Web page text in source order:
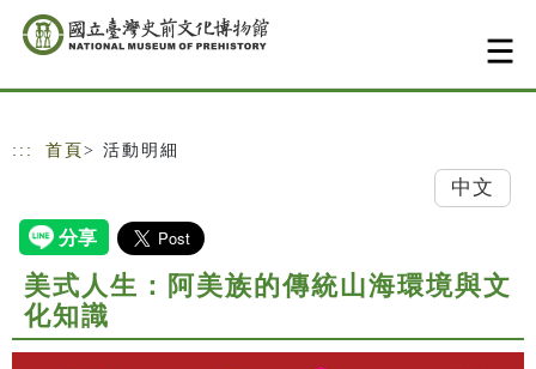
跳到主要內容
網站導覽
::: 首頁 > 活動明細
中文
美式人生：阿美族的傳統山海環境與文
化知識